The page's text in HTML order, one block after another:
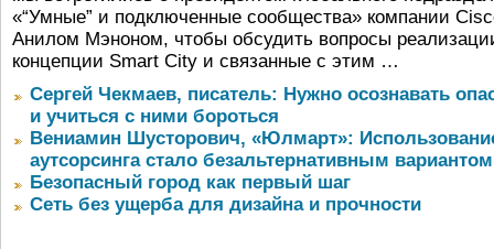
«“Умные” и подключенные сообщества» компании
Анилом Мэноном, чтобы обсудить вопросы
концепции Smart City и связанные с этим …
Сергей Чекмаев, писатель: Нужно осознавать
и учиться с ними бороться
Вениамин Шусторович, «Юлмарт»:
аутсорсинга стало безальтернативным вариантом
Безопасный город как первый шаг
Сеть без ущерба для дизайна и прочности